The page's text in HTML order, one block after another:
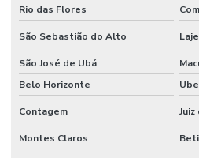
Rio das Flores
São Sebastião do Alto
São José de Ubá
Belo Horizonte
Contagem Juiz
Montes Claros